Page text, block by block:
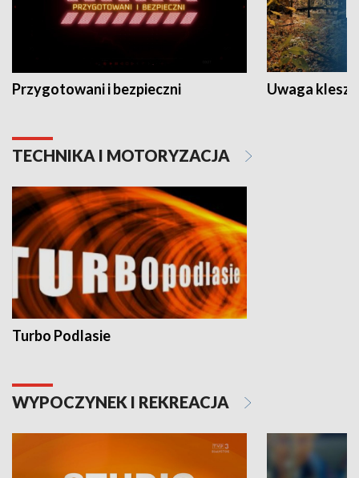
Przygotowani i bezpieczni Uwaga
TECHNIKA I MOTORYZACJA
Turbo Podlasie
WYPOCZYNEK I REKREACJA